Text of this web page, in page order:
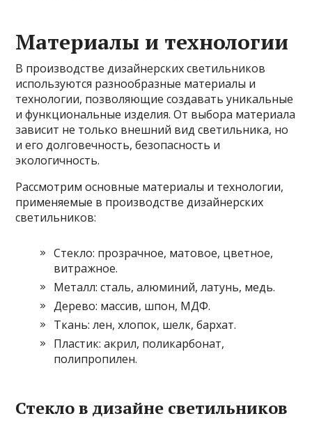
Материалы и технологии
В производстве дизайнерских светильников
используются разнообразные материалы и
технологии, позволяющие создавать уникальные
и функциональные изделия. От выбора материала
зависит не только внешний вид светильника, но
и его долговечность, безопасность и
экологичность.
Рассмотрим основные материалы и технологии,
применяемые в производстве дизайнерских
светильников:
Стекло: прозрачное, матовое, цветное,
витражное.
Металл: сталь, алюминий, латунь, медь.
Дерево: массив, шпон, МДФ.
Ткань: лен, хлопок, шелк, бархат.
Пластик: акрил, поликарбонат,
полипропилен.
Стекло в дизайне светильников